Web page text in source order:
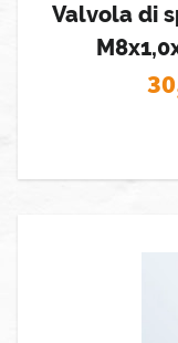
Valvola di